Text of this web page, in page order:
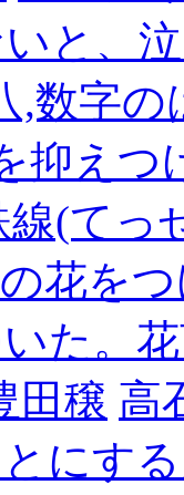
と、
,数字
抑えつ
線(てっ
花を
た。
田穣 高
にす